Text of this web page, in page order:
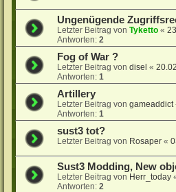
Ungenügende
Letzter Beitrag vonTyketto «
Antworten:2
Fog of War ?
Letzter Beitrag vondisel «
Antworten:1
Artillery
Letzter Beitrag vongameaddict
Antworten:1
sust3 tot?
Letzter Beitrag von Rosaper «
Sust3 Modding, New
Letzter Beitrag von Herr_today
Antworten:2